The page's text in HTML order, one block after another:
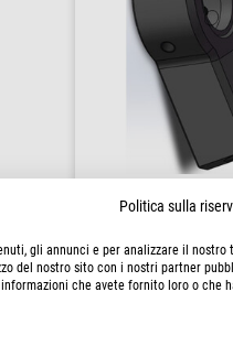
Contrappeso CEM26
$ 103,00
3-
Politica sulla
gli annunci e per analizzare il nostro
del nostro sito con i nostri partner
che avete fornito loro o che